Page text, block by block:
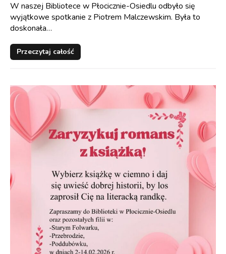
W naszej Bibliotece w Płocicznie-Osiedlu odbyło się
wyjątkowe spotkanie z Piotrem Malczewskim. Była to
doskonała…
Przeczytaj całość